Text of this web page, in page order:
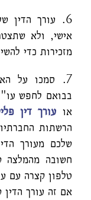
6. עורך הדין
אישי, ולא
מזכירות כדי
7. סמכו על
בבואם לחפש
או עורך דין
הרשתות
שלכם מעורך
חשובה מהמלצה
טלפון קצרה עם
אם זה עורך